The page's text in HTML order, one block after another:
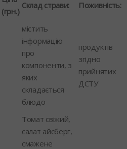
(грн.)
Склад страви: Поживність:
містить
інформацію
про
компоненти, з
яких
складається
блюдо
продуктів
згідно
прийнятих
ДСТУ
Томат свіжий,
салат айсберг,
смажене